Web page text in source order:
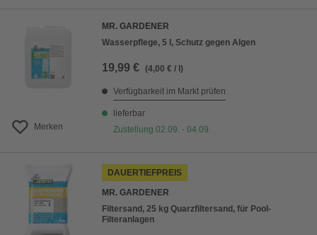
Merken
MR. GARDENER
Wasserpflege, 5 l, Schutz gegen Algen
19,99 € (4,00 € / l)
Verfügbarkeit im Markt prüfen
lieferbar
Zustellung 02.09. - 04.09.
DAUERTIEFPREIS
MR. GARDENER
Filtersand, 25 kg Quarzfiltersand, für Pool-
Filteranlagen